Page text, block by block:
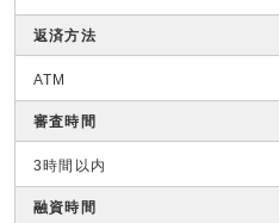
返済方法
ATM
審査時間
3時間以内
融資時間